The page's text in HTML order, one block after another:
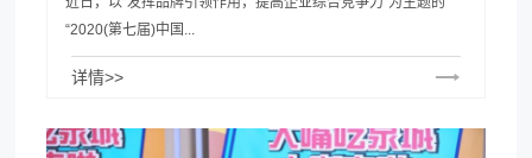
“2020(第七届)中国...
详情>>